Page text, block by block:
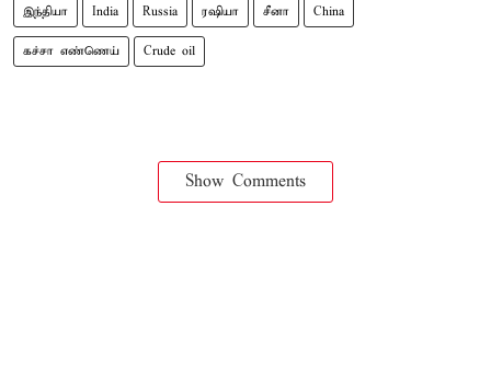
இந்தியா India Russia ரஷியா சீனா China
கச்சா எண்ணெய் Crude oil
Show Comments